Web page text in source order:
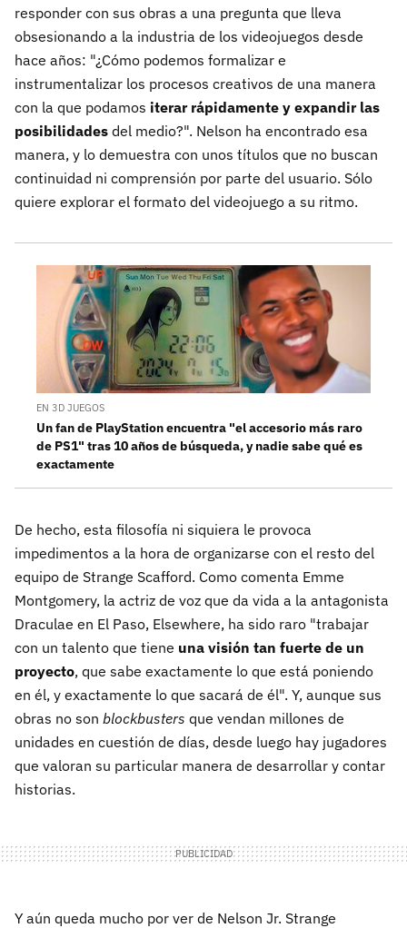
responder con sus obras a una pregunta que lleva
obsesionando a la industria de los videojuegos desde
hace años: "¿Cómo podemos formalizar e
instrumentalizar los procesos creativos de una manera
con la que podamos iterar rápidamente y expandir las
posibilidades del medio?". Nelson ha encontrado esa
manera, y lo demuestra con unos títulos que no buscan
continuidad ni comprensión por parte del usuario. Sólo
quiere explorar el formato del videojuego a su ritmo.
EN 3D JUEGOS
Un fan de PlayStation encuentra "el accesorio más raro
de PS1" tras 10 años de búsqueda, y nadie sabe qué es
exactamente
De hecho, esta filosofía ni siquiera le provoca
impedimentos a la hora de organizarse con el resto del
equipo de Strange Scafford. Como comenta Emme
Montgomery, la actriz de voz que da vida a la antagonista
Draculae en El Paso, Elsewhere, ha sido raro "trabajar
con un talento que tiene una visión tan fuerte de un
proyecto, que sabe exactamente lo que está poniendo
en él, y exactamente lo que sacará de él". Y, aunque sus
obras no son blockbusters que vendan millones de
unidades en cuestión de días, desde luego hay jugadores
que valoran su particular manera de desarrollar y contar
historias.
Y aún queda mucho por ver de Nelson Jr. Strange